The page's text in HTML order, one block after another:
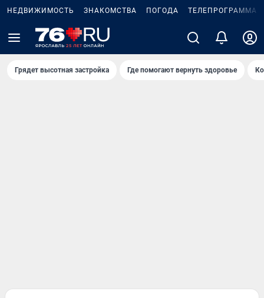
НЕДВИЖИМОСТЬ ЗНАКОМСТВА ПОГОДА ТЕЛЕПРОГРАММА
Грядет высотная застройка Где помогают вернуть здоровье